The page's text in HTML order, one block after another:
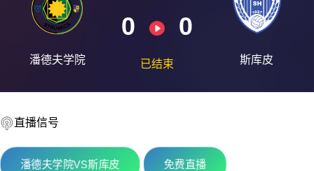
潘德夫学院
0 0
已结束 斯库皮
直播信号
潘德夫学院VS斯库皮 免费直播
08-12 【俄杯】 莫斯科切尔塔诺沃VS赤塔足球学校